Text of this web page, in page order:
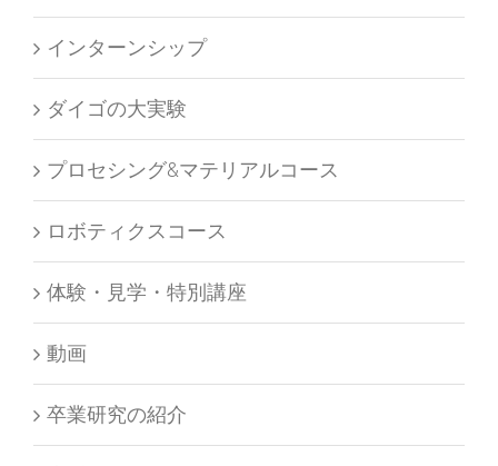
インターンシップ
ダイゴの大実験
プロセシング&マテリアルコース
ロボティクスコース
体験・見学・特別講座
動画
卒業研究の紹介